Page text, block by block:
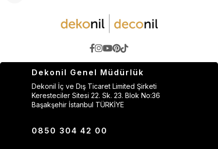
Dekonil Genel Müdürlük
Dekonil İç ve Dış Ticaret Limited Şirketi
Keresteciler Sitesi 22. Sk. 23. Blok No:36
Başakşehir İstanbul TÜRKİYE
0850 304 42 00